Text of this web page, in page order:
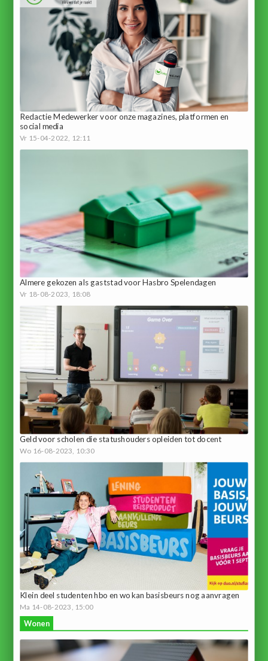
Redactie Medewerker voor onze magazines, platformen en
social media
Vr 15-04-2022, 12:11
Almere gekozen als gaststad voor Hasbro Spelendagen
Vr 18-08-2023, 18:08
Geld voor scholen die statushouders opleiden tot docent
Wo 16-08-2023, 10:30
Klein deel studenten hbo en wo kan basisbeurs nog aanvragen
Ma 14-08-2023, 15:00
Wonen